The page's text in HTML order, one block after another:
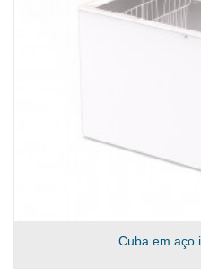
Cuba em aço